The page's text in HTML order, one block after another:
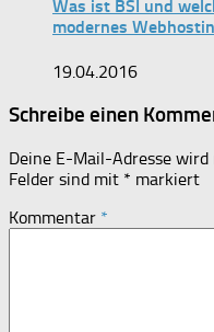
Was ist BSI und
modernes
19.04.2016
Schreibe einen
Deine E-Mail-Adresse
Felder sind mit * markiert
Kommentar *